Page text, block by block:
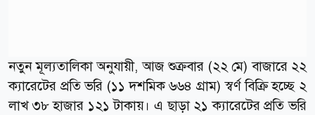
নতুন মূল্যতালিকা অনুযায়ী, আজ শুক্রবার (২২ মে) বাজারে ২২
ক্যারেটের প্রতি ভরি (১১ দশমিক ৬৬৪ গ্রাম) স্বর্ণ বিক্রি হচ্ছে ২
লাখ ৩৮ হাজার ১২১ টাকায়। এ ছাড়া ২১ ক্যারেটের প্রতি ভরি